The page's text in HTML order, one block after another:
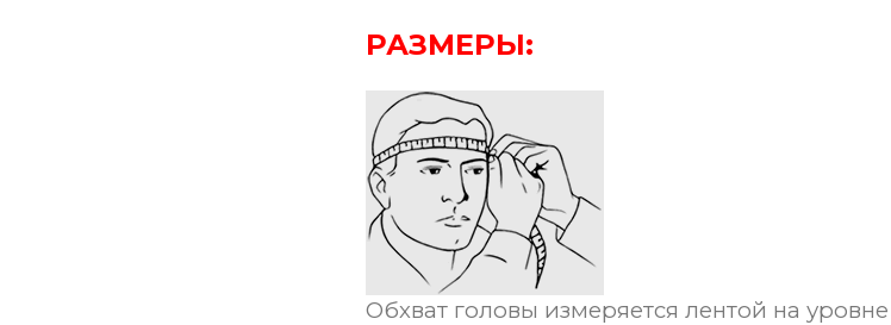
РАЗМЕРЫ:
Обхват головы измеряется лентой на